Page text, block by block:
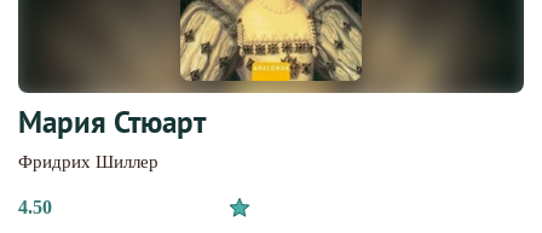
Мария Стюарт
Фридрих Шиллер
4.50